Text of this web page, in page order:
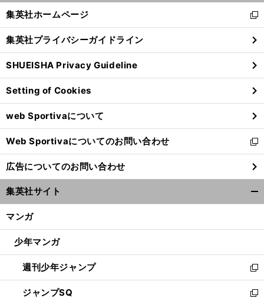
閉
る
集英社ホームページ
新
し
い
ウ
ィ
ン
ド
ウ
で
開
く
集英社プライバシーガイドライン
SHUEISHA Privacy Guideline
Setting of Cookies
web Sportivaについて
Web Sportivaについてのお問い合わせ
新
し
い
ウ
ィ
ン
ウ
開
く
広告についてのお問い合わせ
集英社サイト
マンガ
少年マンガ
週刊少年ジャンプ
新
し
い
ジャンプSQ
新